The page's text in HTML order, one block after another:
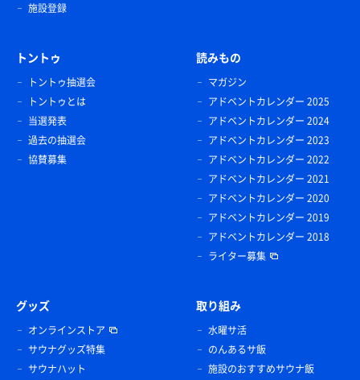
施設登録
トントゥ
トントゥ抽選会
トントゥとは
当選発表
過去の抽選会
協賛募集
読みもの
マガジン
アドベントカレンダー 2025
アドベントカレンダー 2024
アドベントカレンダー 2023
アドベントカレンダー 2022
アドベントカレンダー 2021
アドベントカレンダー 2020
アドベントカレンダー 2019
アドベントカレンダー 2018
ライター募集
グッズ
オンラインストア
サウナグッズ特集
サウナハット
取り組み
水曜サ活
のんあるサ飯
施設のおすすめサウナ飯